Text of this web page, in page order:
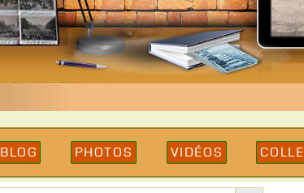
Blog Photos Vidéos